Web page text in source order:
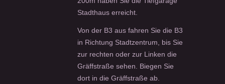
Stadthaus erreicht.
Von der B3 aus fahren Sie die B3
in Richtung Stadtzentrum, bis Sie
zur rechten oder zur Linken die
Gräffstraße sehen. Biegen Sie
dort in die Gräffstraße ab.